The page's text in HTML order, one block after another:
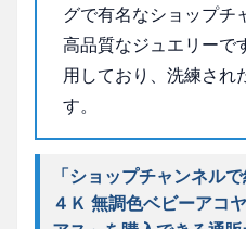
グで有名なショップチ
高品質なジュエリーで
用しており、洗練され
す。
「ショップチャンネル
４Ｋ 無調色ベビーアコ